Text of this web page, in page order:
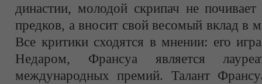
династии, молодой скрипач не
предков, а вносит свой весомый вклад в
Все критики сходятся в мнении: его
Недаром, Франсуа является
международных премий. Талант